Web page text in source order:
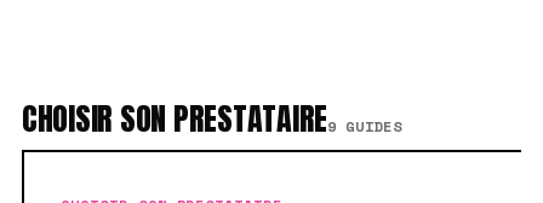
CHOISIR SON PRESTATAIRE9 GUIDES